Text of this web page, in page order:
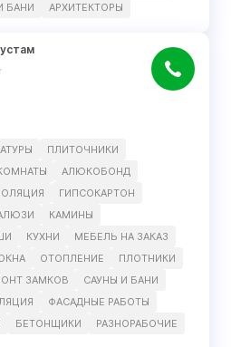
БАНИ АРХИТЕКТОРЫ
ПЛИТОЧНИКИ
АЛЮКОБОНД
ГИПСОКАРТОН
КАМИНЫ
КУХНИ
МЕБЕЛЬ НА ЗАКАЗ
ОТОПЛЕНИЕ
ПЛОТНИКИ
ЗАМКОВ
САУНЫ И БАНИ
ФАСАДНЫЕ РАБОТЫ
БЕТОНЩИКИ
РАЗНОРАБОЧИЕ